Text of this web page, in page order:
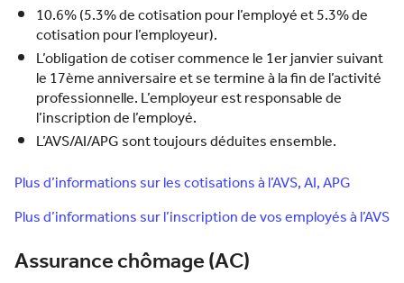
10.6% (5.3% de cotisation pour l’employé et 5.3% de
cotisation pour l’employeur).
L’obligation de cotiser commence le 1er janvier suivant
le 17ème anniversaire et se termine à la fin de l’activité
professionnelle. L’employeur est responsable de
l’inscription de l’employé.
L’AVS/AI/APG sont toujours déduites ensemble.
Plus d’informations sur les cotisations à l’AVS, AI, APG
Plus d’informations sur l’inscription de vos employés à l’AVS
Assurance chômage (AC)